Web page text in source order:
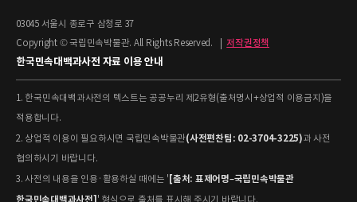
03045 서울시 종로구 삼청로 37
Copyright © 국립민속박물관. All Rights Reserved.
저작권정책
한국민속대백과사전 자료 이용 안내
1. 한국민속대백과사전의 텍스트는 공공누리 제2유형(출처명시+상업적 이용금지)을
적용합니다.
2. 상업적 이용이 필요하시면 국립민속박물관(사전편찬팀: 02-3704-3225)과 사전
협의하시기 바랍니다.
3. 사전의 내용을 인용·활용하실 때에는 ' [출처: 표제어명–국립민속박물관
한국민속대백과사전] ' 형식으로 출처를 표시해 주시기 바랍니다.